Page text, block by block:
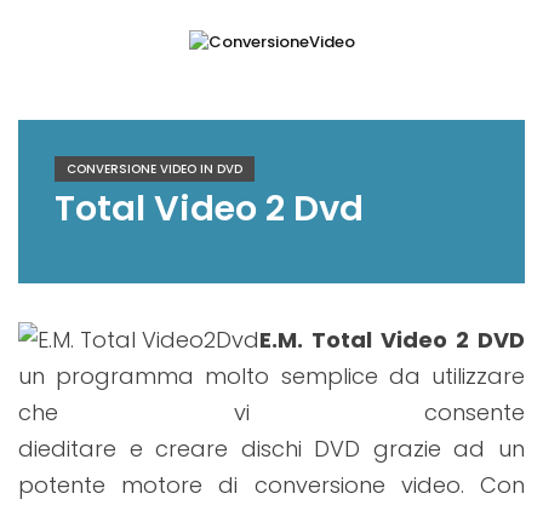
CONVERSIONE VIDEO IN DVD
Total Video 2 Dvd
E.M. Total Video 2 DVD
un programma molto semplice da utilizzare
che vi consente
dieditare e creare dischi DVD grazie ad un
potente motore di conversione video. Con